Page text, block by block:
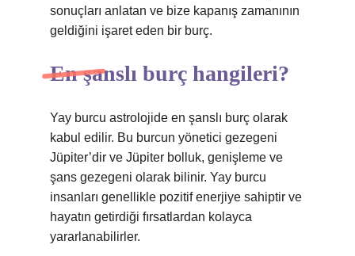
sonuçları anlatan ve bize kapanış zamanının
geldiğini işaret eden bir burç.
En şanslı burç hangileri?
Yay burcu astrolojide en şanslı burç olarak
kabul edilir. Bu burcun yönetici gezegeni
Jüpiter’dir ve Jüpiter bolluk, genişleme ve
şans gezegeni olarak bilinir. Yay burcu
insanları genellikle pozitif enerjiye sahiptir ve
hayatın getirdiği fırsatlardan kolayca
yararlanabilirler.